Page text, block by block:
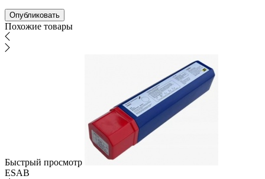
Похожие товары
Быстрый просмотр
ESAB